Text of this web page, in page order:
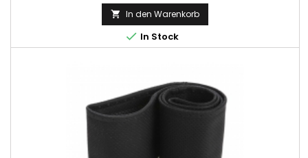
 In den Warenkorb
 In Stock